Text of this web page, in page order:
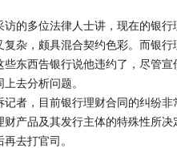
多位法律人士讲，现在的银行
复杂，颇具混合契约色彩。而银
些东西告银行说他违约了，尽管
去分析问题。
，目前银行理财合同的纠纷非
财产品及其发行主体的特殊性所
去打官司。